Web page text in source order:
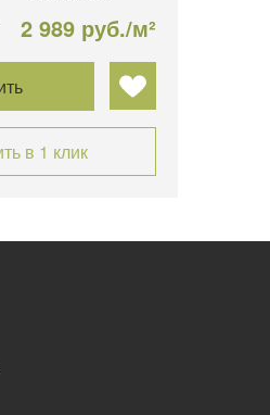
2 989 руб./м²
в 1 клик